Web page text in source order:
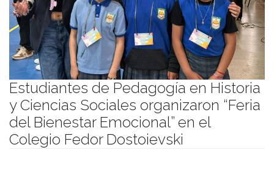
Estudiantes de Pedagogía en Historia
y Ciencias Sociales organizaron “Feria
del Bienestar Emocional” en el
Colegio Fedor Dostoievski